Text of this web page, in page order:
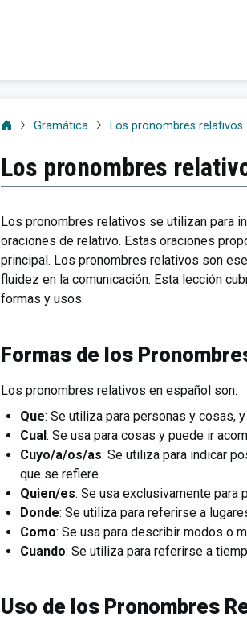
Gramática Los pronombres relativos
Los pronombres
Los pronombres relativos se utilizan para
oraciones de relativo. Estas oraciones
principal. Los pronombres relativos son
fluidez en la comunicación. Esta lección
formas y usos.
Formas de los
Los pronombres relativos en español son:
Que: Se utiliza para personas y cosas,
Cual: Se usa para cosas y puede ir
Cuyo/a/os/as: Se utiliza para indicar
que se refiere.
Quien/es: Se usa exclusivamente para
Donde: Se utiliza para referirse a
Como: Se usa para describir modos o
Cuando: Se utiliza para referirse a
Uso de los Pronombres